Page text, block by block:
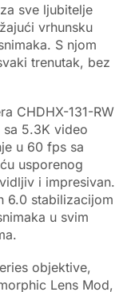
sve ljubitelje
vrhunsku
S njom
trenutak, bez
CHDHX-131-RW
5.3K video
u 60 fps sa
usporenog
i impresivan.
6.0 stabilizacijom
u svim
objektive,
Lens Mod,